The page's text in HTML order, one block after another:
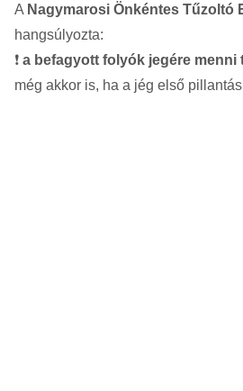
A Nagymarosi Önkéntes Tűzoltó
hangsúlyozta:
❗ a befagyott folyók jegére menni
még akkor is, ha a jég első